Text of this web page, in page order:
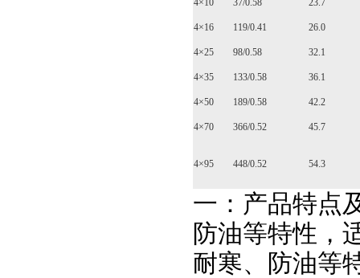
4×10 37/0.58 23.7
4×16 119/0.41 26.0
4×25 98/0.58 32.1
4×35 133/0.58 36.1
4×50 189/0.58 42.2
4×70 366/0.52 45.7
4×95 448/0.52 54.3
一：产品特点
防油等特性，
耐寒、防油等